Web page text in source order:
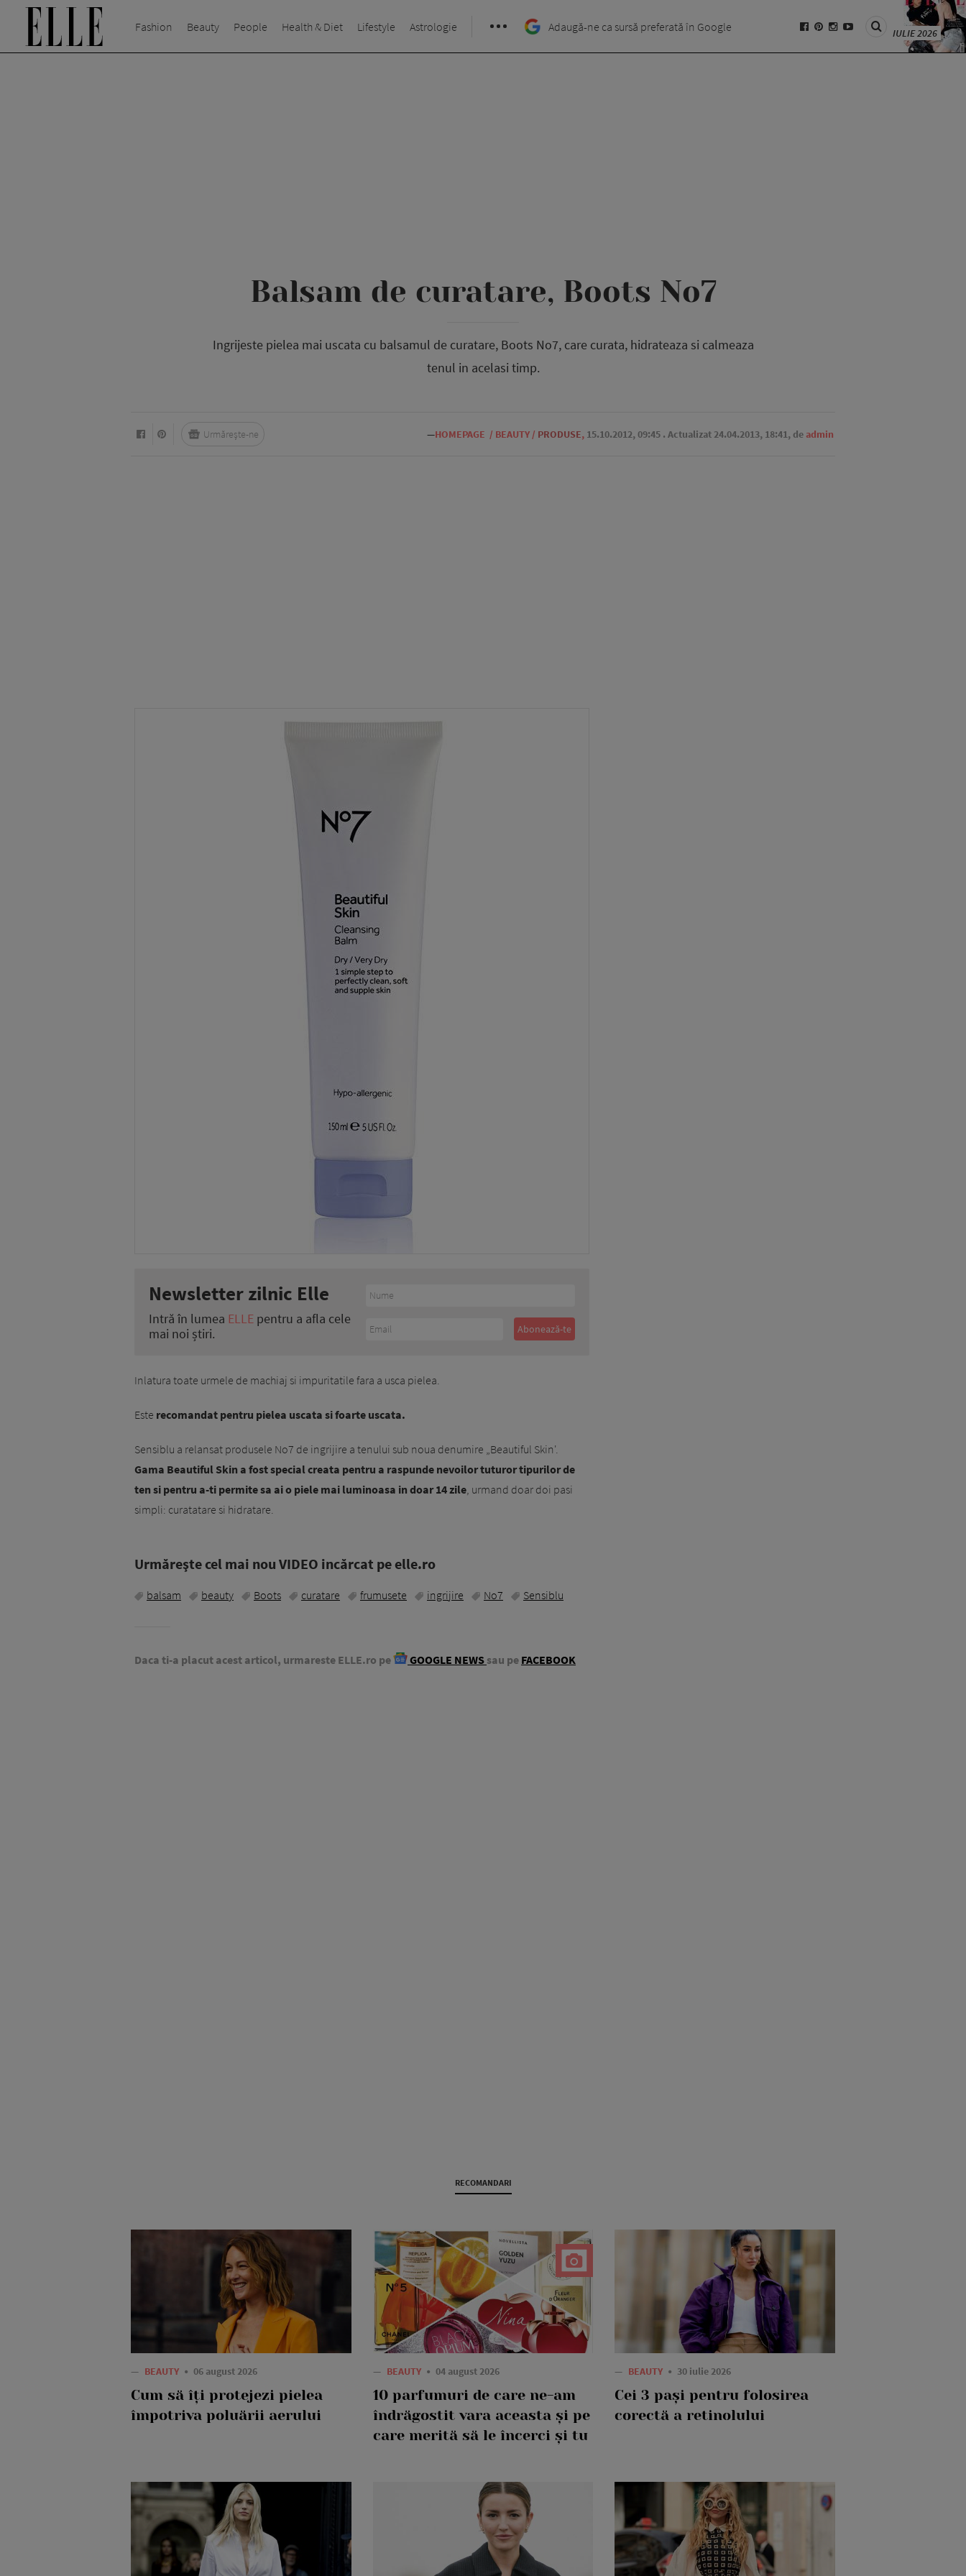
Fashion Beauty People Health & Diet Lifestyle Astrologie Adaugă-ne ca sursă preferată în Google IULIE 2026
Balsam de curatare, Boots No7
Ingrijeste pielea mai uscata cu balsamul de curatare, Boots No7, care curata, hidrateaza si calmeaza
tenul in acelasi timp.
—HOMEPAGE / BEAUTY / PRODUSE, 15.10.2012, 09:45 . Actualizat 24.04.2013, 18:41, de admin
Urmărește-ne
Newsletter zilnic Elle
Intră în lumea ELLE pentru a afla cele
mai noi știri.
Inlatura toate urmele de machiaj si impuritatile fara a usca pielea.
Este recomandat pentru pielea uscata si foarte uscata.
Sensiblu a relansat produsele No7 de ingrijire a tenului sub noua denumire „Beautiful Skin'.
Gama Beautiful Skin a fost special creata pentru a raspunde nevoilor tuturor tipurilor de
ten si pentru a-ti permite sa ai o piele mai luminoasa in doar 14 zile, urmand doar doi pasi
simpli: curatatare si hidratare.
Urmăreşte cel mai nou VIDEO incărcat pe elle.ro
balsam beauty Boots curatare frumusete ingrijire No7 Sensiblu
Daca ti-a placut acest articol, urmareste ELLE.ro pe GOOGLE NEWS sau pe FACEBOOK
RECOMANDARI
— BEAUTY 06 august 2026
Cum să îți protejezi pielea
împotriva poluării aerului
— BEAUTY 04 august 2026
10 parfumuri de care ne-am
îndrăgostit vara aceasta și pe
care merită să le încerci și tu
— BEAUTY 30 iulie 2026
Cei 3 pași pentru folosirea
corectă a retinolului